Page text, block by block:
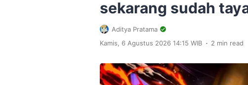
sekarang sudah
Aditya Pratama
Kamis, 6 Agustus 2026 14:15 WIB . 2 min read